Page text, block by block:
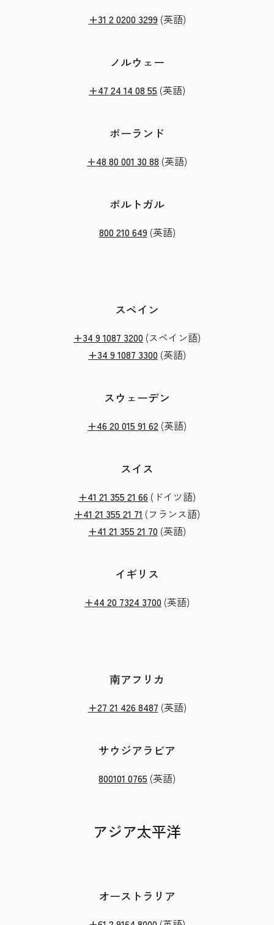
+31 2 0200 3299(英語)
ノルウェー
+47 24 14 08 55 (英語)
ポーランド
+48 80 001 30 88 (英語)
ポルトガル
800 210 649(英語)
スペイン
+34 9 1087 3200 (スペイン語)
+34 9 1087 3300 (英語)
スウェーデン
+46 20 015 91 62 (英語)
スイス
+41 21 355 21 66 (ドイツ語)
+41 21 355 21 71 (フランス語)
+41 21 355 21 70 (英語)
イギリス
+44 20 7324 3700 (英語)
南アフリカ
+27 21 426 8487 (英語)
サウジアラビア
800101 0765 (英語)
アジア太平洋
オーストラリア